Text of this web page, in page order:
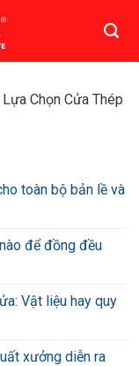
Lựa Chọn Cửa Thép
toàn bộ bản lề và
để đồng đều
Vật liệu hay quy
xưởng diễn ra